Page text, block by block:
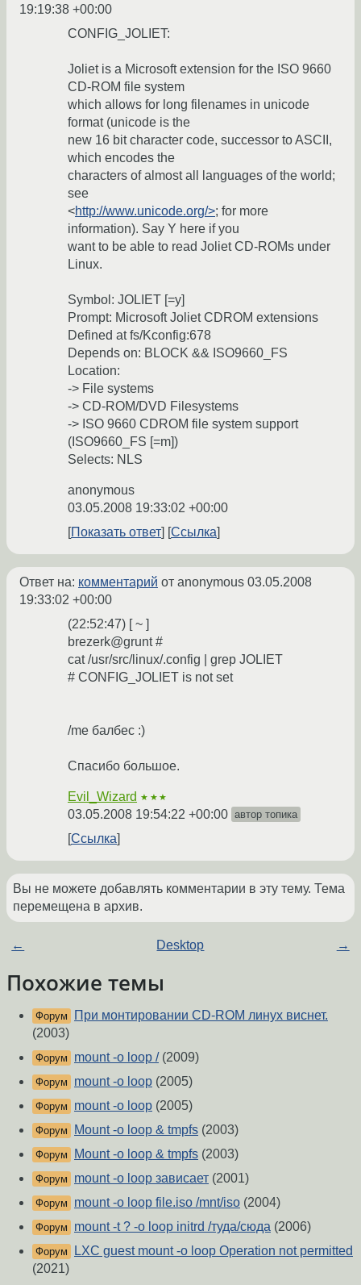
19:19:38 +00:00
CONFIG_JOLIET:
Joliet is a Microsoft extension for the ISO 9660
CD-ROM file system
which allows for long filenames in unicode
format (unicode is the
new 16 bit character code, successor to ASCII,
which encodes the
characters of almost all languages of the world;
see
<http://www.unicode.org/>; for more
information). Say Y here if you
want to be able to read Joliet CD-ROMs under
Linux.
Symbol: JOLIET [=y]
Prompt: Microsoft Joliet CDROM extensions
Defined at fs/Kconfig:678
Depends on: BLOCK && ISO9660_FS
Location:
-> File systems
-> CD-ROM/DVD Filesystems
-> ISO 9660 CDROM file system support
(ISO9660_FS [=m])
Selects: NLS
anonymous
03.05.2008 19:33:02 +00:00
Показать ответ
Ссылка
Ответ на: комментарий от anonymous 03.05.2008
19:33:02 +00:00
(22:52:47) [ ~ ]
brezerk@grunt #
cat /usr/src/linux/.config | grep JOLIET
# CONFIG_JOLIET is not set
/me балбес :)
Спасибо большое.
Evil_Wizard ★★★
03.05.2008 19:54:22 +00:00 автор топика
Ссылка
Вы не можете добавлять комментарии в эту тему. Тема
перемещена в архив.
← Desktop →
Похожие темы
Форум
При монтировании CD-ROM линух виснет.
(2003)
Форум mount -o loop /(2009)
Форум mount -o loop (2005)
Форум mount -o loop (2005)
Форум Mount -o loop & tmpfs (2003)
Форум Mount -o loop & tmpfs (2003)
Форум mount -o loop зависает (2001)
Форум mount -o loop file.iso /mnt/iso (2004)
Форум mount -t ? -o loop initrd /туда/сюда (2006)
Форум
LXC guest mount -o loop Operation not permitted
(2021)